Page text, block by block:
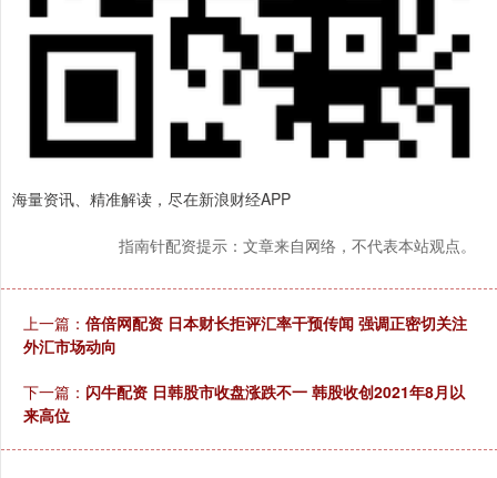
海量资讯、精准解读，尽在新浪财经APP
指南针配资提示：文章来自网络，不代表本站观点。
上一篇： 倍倍网配资 日本财长拒评汇率干预传闻 强调正密切关注
外汇市场动向
下一篇： 闪牛配资 日韩股市收盘涨跌不一 韩股收创2021年8月以
来高位